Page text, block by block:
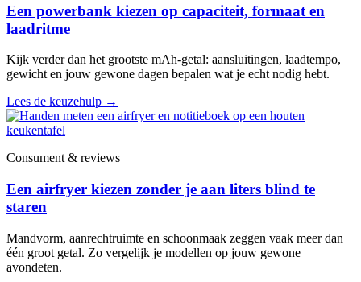
Een powerbank kiezen op capaciteit, formaat en
laadritme
Kijk verder dan het grootste mAh-getal: aansluitingen, laadtempo,
gewicht en jouw gewone dagen bepalen wat je echt nodig hebt.
Lees de keuzehulp →
Consument & reviews
Een airfryer kiezen zonder je aan liters blind te
staren
Mandvorm, aanrechtruimte en schoonmaak zeggen vaak meer dan
één groot getal. Zo vergelijk je modellen op jouw gewone
avondeten.